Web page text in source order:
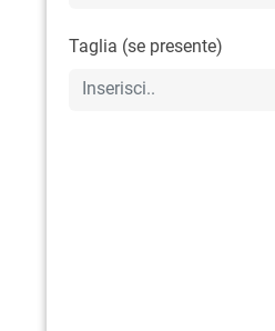
Taglia (se presente)